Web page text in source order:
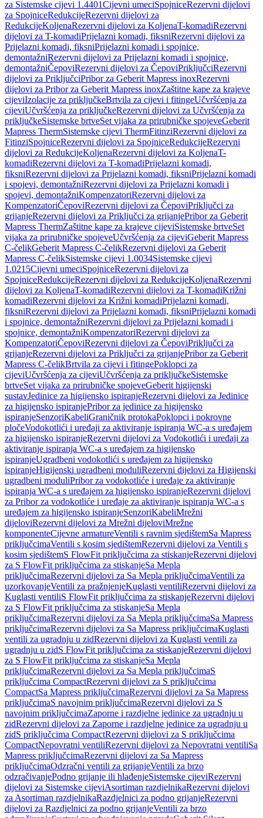
za Sistemske cijevi 1.4401Cijevni umeciSpojniceRezervni dijelovi
za SpojniceRedukcijeRezervni dijelovi za
RedukcijeKoljenaRezervni dijelovi za KoljenaT-komadiRezervni
dijelovi za T-komadiPrijelazni komadi, fiksniRezervni dijelovi za
Prijelazni komadi, fiksniPrijelazni komadi i spojnice,
demontažniRezervni dijelovi za Prijelazni komadi i spojnice,
demontažniČepoviRezervni dijelovi za ČepoviPriključciRezervni
dijelovi za PriključciPribor za Geberit Mapress inoxRezervni
dijelovi za Pribor za Geberit Mapress inoxZaštitne kape za krajeve
cijeviIzolacije za priključkeBrtvila za cijevi i fitingeUčvršćenja za
cijeviUčvršćenja za priključkeRezervni dijelovi za Učvršćenja za
priključkeSistemske brtveSet vijaka za prirubničke spojeveGeberit
Mapress ThermSistemske cijevi ThermFitinziRezervni dijelovi za
FitinziSpojniceRezervni dijelovi za SpojniceRedukcijeRezervni
dijelovi za RedukcijeKoljenaRezervni dijelovi za KoljenaT-
komadiRezervni dijelovi za T-komadiPrijelazni komadi,
fiksniRezervni dijelovi za Prijelazni komadi, fiksniPrijelazni komadi
i spojevi, demontažniRezervni dijelovi za Prijelazni komadi i
spojevi, demontažniKompenzatoriRezervni dijelovi za
KompenzatoriČepoviRezervni dijelovi za ČepoviPriključci za
grijanjeRezervni dijelovi za Priključci za grijanjePribor za Geberit
Mapress ThermZaštitne kape za krajeve cijeviSistemske brtveSet
vijaka za prirubničke spojeveUčvršćenja za cijeviGeberit Mapress
C-čelikGeberit Mapress C-čelikRezervni dijelovi za Geberit
Mapress C-čelikSistemske cijevi 1.0034Sistemske cijevi
1.0215Cijevni umeciSpojniceRezervni dijelovi za
SpojniceRedukcijeRezervni dijelovi za RedukcijeKoljenaRezervni
dijelovi za KoljenaT-komadiRezervni dijelovi za T-komadiKrižni
komadiRezervni dijelovi za Križni komadiPrijelazni komadi,
fiksniRezervni dijelovi za Prijelazni komadi, fiksniPrijelazni komadi
i spojnice, demontažniRezervni dijelovi za Prijelazni komadi i
spojnice, demontažniKompenzatoriRezervni dijelovi za
KompenzatoriČepoviRezervni dijelovi za ČepoviPriključci za
grijanjeRezervni dijelovi za Priključci za grijanjePribor za Geberit
Mapress C-čelikBrtvila za cijevi i fitingePoklopci za
cijeviUčvršćenja za cijeviUčvršćenja za priključkeSistemske
brtveSet vijaka za prirubničke spojeveGeberit higijenski
sustavJedinice za higijensko ispiranjeRezervni dijelovi za Jedinice
za higijensko ispiranjePribor za jedinice za higijensko
ispiranjeSenzoriKabeliGraničnik protokaPoklopci i pokrovne
pločeVodokotlići i uređaji za aktiviranje ispiranja WC-a s uređajem
za higijensko ispiranjeRezervni dijelovi za Vodokotlići i uređaji za
aktiviranje ispiranja WC-a s uređajem za higijensko
ispiranjeUgradbeni vodokotlići s uređajem za higijensko
ispiranjeHigijenski ugradbeni moduliRezervni dijelovi za Higijenski
ugradbeni moduliPribor za vodokotliće i uređaje za aktiviranje
ispiranja WC-a s uređajem za higijensko ispiranjeRezervni dijelovi
za Pribor za vodokotliće i uređaje za aktiviranje ispiranja WC-a s
uređajem za higijensko ispiranjeSenzoriKabeliMrežni
dijeloviRezervni dijelovi za Mrežni dijeloviMrežne
komponenteCijevne armatureVentili s ravnim sjedištemSa Mapress
priključcimaVentili s kosim sjedištemRezervni dijelovi za Ventili s
kosim sjedištemS FlowFit priključcima za stiskanjeRezervni dijelovi
za S FlowFit priključcima za stiskanjeSa Mepla
priključcimaRezervni dijelovi za Sa Mepla priključcimaVentili za
uzorkovanjeVentili za pražnjenjeKuglasti ventiliRezervni dijelovi za
Kuglasti ventiliS FlowFit priključcima za stiskanjeRezervni dijelovi
za S FlowFit priključcima za stiskanjeSa Mepla
priključcimaRezervni dijelovi za Sa Mepla priključcimaSa Mapress
priključcimaRezervni dijelovi za Sa Mapress priključcimaKuglasti
ventili za ugradnju u zidRezervni dijelovi za Kuglasti ventili za
ugradnju u zidS FlowFit priključcima za stiskanjeRezervni dijelovi
za S FlowFit priključcima za stiskanjeSa Mepla
priključcimaRezervni dijelovi za Sa Mepla priključcimaS
priključcima CompactRezervni dijelovi za S priključcima
CompactSa Mapress priključcimaRezervni dijelovi za Sa Mapress
priključcimaS navojnim priključcimaRezervni dijelovi za S
navojnim priključcimaZaporne i razdjelne jedinice za ugradnju u
zidRezervni dijelovi za Zaporne i razdjelne jedinice za ugradnju u
zidS priključcima CompactRezervni dijelovi za S priključcima
CompactNepovratni ventiliRezervni dijelovi za Nepovratni ventiliSa
Mapress priključcimaRezervni dijelovi za Sa Mapress
priključcimaOdzračni ventili za grijanjeVentili za brzo
odzračivanjePodno grijanje ili hlađenjeSistemske cijeviRezervni
dijelovi za Sistemske cijeviAsortiman razdjelnikaRezervni dijelovi
za Asortiman razdjelnikaRazdjelnici za podno grijanjeRezervni
dijelovi za Razdjelnici za podno grijanjeVentili za brzo